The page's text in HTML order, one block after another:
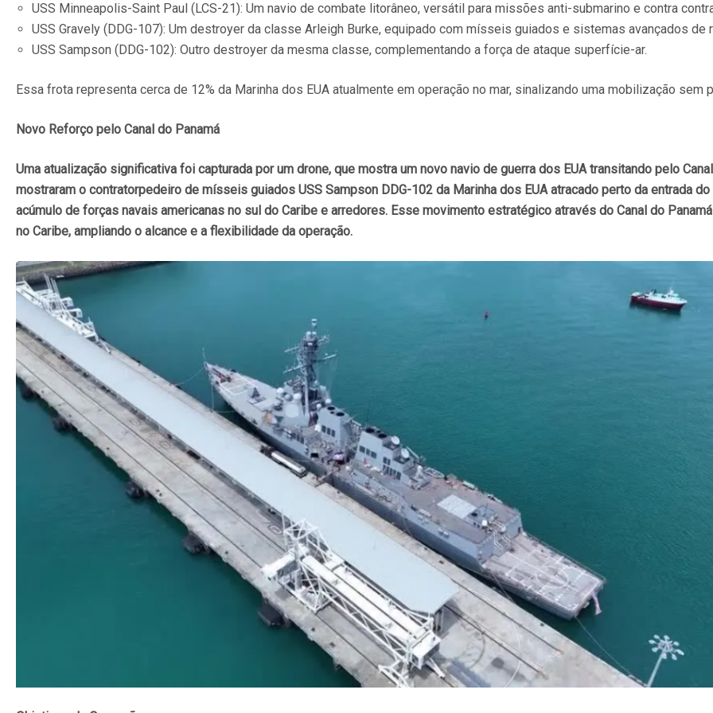
USS Minneapolis-Saint Paul (LCS-21): Um navio de combate litorâneo, versátil para missões anti-submarino e contra
USS Gravely (DDG-107): Um destroyer da classe Arleigh Burke, equipado com mísseis guiados e sistemas avançados de
USS Sampson (DDG-102): Outro destroyer da mesma classe, complementando a força de ataque superfície-ar.
Essa frota representa cerca de 12% da Marinha dos EUA atualmente em operação no mar, sinalizando uma mobilização sem
Novo Reforço pelo Canal do Panamá
Uma atualização significativa foi capturada por um drone, que mostra um novo navio de guerra dos EUA transitando pelo
mostraram o contratorpedeiro de mísseis guiados USS Sampson DDG-102 da Marinha dos EUA atracado perto da entrada
acúmulo de forças navais americanas no sul do Caribe e arredores. Esse movimento estratégico através do Canal do
no Caribe, ampliando o alcance e a flexibilidade da operação.